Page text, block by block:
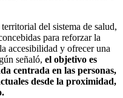
del sistema de salud,
para reforzar la
accesibilidad y ofrecer una
señaló, el objetivo es
centrada en las personas,
desde la proximidad,